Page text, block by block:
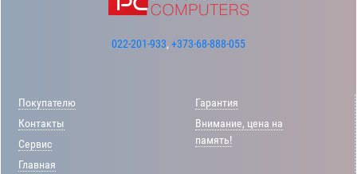
022-201-933, +373-68-888-055
Покупателю
Контакты
Сервис
Главная
Гарантия
Внимание, цена на
память!